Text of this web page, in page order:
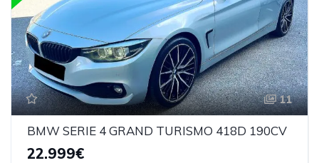
11
BMW SERIE 4 GRAND TURISMO 418D 190CV
22.999€